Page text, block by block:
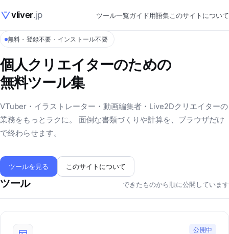
vliver.jp ツール一覧ガイド用語集このサイトについて
無料・登録不要・インストール不要
個人クリエイターのための
無料ツール集
VTuber・イラストレーター・動画編集者・Live2Dクリエイターの
業務をもっとラクに。 面倒な書類づくりや計算を、ブラウザだけ
で終わらせます。
ツールを見る このサイトについて
ツール できたものから順に公開しています
公開中